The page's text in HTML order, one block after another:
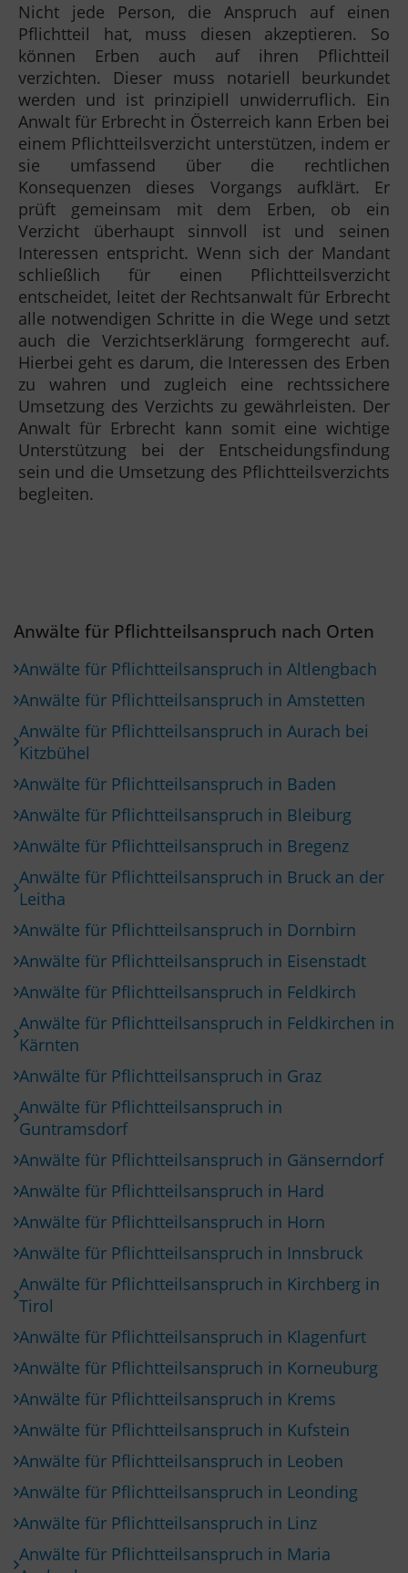
Nicht jede Person, die Anspruch auf einen
Pflichtteil hat, muss diesen akzeptieren. So
können Erben auch auf ihren Pflichtteil
verzichten. Dieser muss notariell beurkundet
werden und ist prinzipiell unwiderruflich. Ein
Anwalt für Erbrecht in Österreich kann Erben bei
einem Pflichtteilsverzicht unterstützen, indem er
sie umfassend über die rechtlichen
Konsequenzen dieses Vorgangs aufklärt. Er
prüft gemeinsam mit dem Erben, ob ein
Verzicht überhaupt sinnvoll ist und seinen
Interessen entspricht. Wenn sich der Mandant
schließlich für einen Pflichtteilsverzicht
entscheidet, leitet der Rechtsanwalt für Erbrecht
alle notwendigen Schritte in die Wege und setzt
auch die Verzichtserklärung formgerecht auf.
Hierbei geht es darum, die Interessen des Erben
zu wahren und zugleich eine rechtssichere
Umsetzung des Verzichts zu gewährleisten. Der
Anwalt für Erbrecht kann somit eine wichtige
Unterstützung bei der Entscheidungsfindung
sein und die Umsetzung des Pflichtteilsverzichts
begleiten.
Anwälte für Pflichtteilsanspruch nach Orten
Anwälte für Pflichtteilsanspruch in Altlengbach
Anwälte für Pflichtteilsanspruch in Amstetten
Anwälte für Pflichtteilsanspruch in Aurach bei
Kitzbühel
Anwälte für Pflichtteilsanspruch in Baden
Anwälte für Pflichtteilsanspruch in Bleiburg
Anwälte für Pflichtteilsanspruch in Bregenz
Anwälte für Pflichtteilsanspruch in Bruck an der
Leitha
Anwälte für Pflichtteilsanspruch in Dornbirn
Anwälte für Pflichtteilsanspruch in Eisenstadt
Anwälte für Pflichtteilsanspruch in Feldkirch
Anwälte für Pflichtteilsanspruch in Feldkirchen in
Kärnten
Anwälte für Pflichtteilsanspruch in Graz
Anwälte für Pflichtteilsanspruch in
Guntramsdorf
Anwälte für Pflichtteilsanspruch in Gänserndorf
Anwälte für Pflichtteilsanspruch in Hard
Anwälte für Pflichtteilsanspruch in Horn
Anwälte für Pflichtteilsanspruch in Innsbruck
Anwälte für Pflichtteilsanspruch in Kirchberg in
Tirol
Anwälte für Pflichtteilsanspruch in Klagenfurt
Anwälte für Pflichtteilsanspruch in Korneuburg
Anwälte für Pflichtteilsanspruch in Krems
Anwälte für Pflichtteilsanspruch in Kufstein
Anwälte für Pflichtteilsanspruch in Leoben
Anwälte für Pflichtteilsanspruch in Leonding
Anwälte für Pflichtteilsanspruch in Linz
Anwälte für Pflichtteilsanspruch in Maria